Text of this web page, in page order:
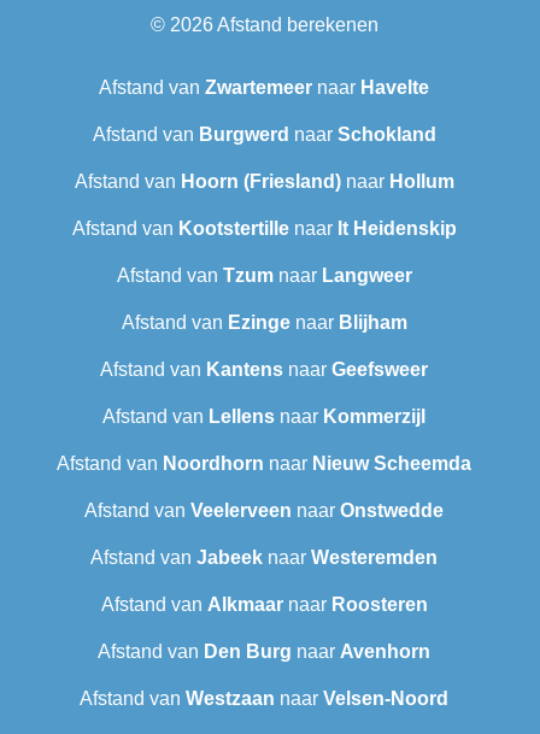
© 2026Afstand berekenen
Afstand van Zwartemeer naar Havelte
Afstand van Burgwerd naar Schokland
Afstand van Hoorn (Friesland)naar Hollum
Afstand van Kootstertillenaar It Heidenskip
Afstand van Tzumnaar Langweer‎
Afstand van Ezingenaar Blijham
Afstand van Kantens naar Geefsweer
Afstand van Lellens naar Kommerzijl
Afstand van Noordhorn naar Nieuw Scheemda
Afstand van Veelerveen naar Onstwedde
Afstand van Jabeek naar Westeremden
Afstand van Alkmaarnaar Roosteren
Afstand van Den Burg naar Avenhorn
Afstand van Westzaan naar Velsen-Noord